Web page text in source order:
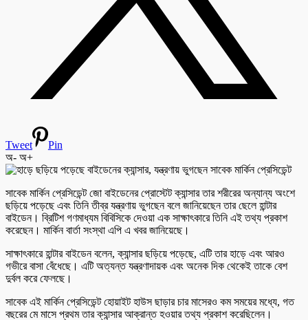
Tweet
Pin
অ- অ+
সাবেক মার্কিন প্রেসিডেন্ট জো বাইডেনের প্রোস্টেট ক্যান্সার তার শরীরের অন্যান্য অংশে
ছড়িয়ে পড়েছে এবং তিনি তীব্র যন্ত্রণায় ভুগছেন বলে জানিয়েছেন তার ছেলে হান্টার
বাইডেন। ব্রিটিশ গণমাধ্যম বিবিসিকে দেওয়া এক সাক্ষাৎকারে তিনি এই তথ্য প্রকাশ
করেছেন। মার্কিন বার্তা সংস্থা এপি এ খবর জানিয়েছে।
সাক্ষাৎকারে হান্টার বাইডেন বলেন, ক্যান্সার ছড়িয়ে পড়েছে, এটি তার হাড়ে এবং আরও
গভীরে বাসা বেঁধেছে। এটি অত্যন্ত যন্ত্রণাদায়ক এবং অনেক দিক থেকেই তাকে বেশ
দুর্বল করে ফেলছে।
সাবেক এই মার্কিন প্রেসিডেন্ট হোয়াইট হাউস ছাড়ার চার মাসেরও কম সময়ের মধ্যে, গত
বছরের মে মাসে প্রথম তার ক্যান্সার আক্রান্ত হওয়ার তথ্য প্রকাশ করেছিলেন।